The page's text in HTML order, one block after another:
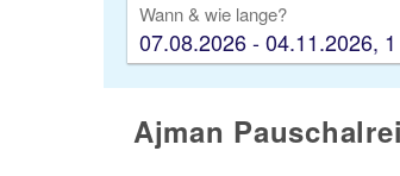
Wann & wie lange?
07.08.2026 - 04.11.2026,
Ajman